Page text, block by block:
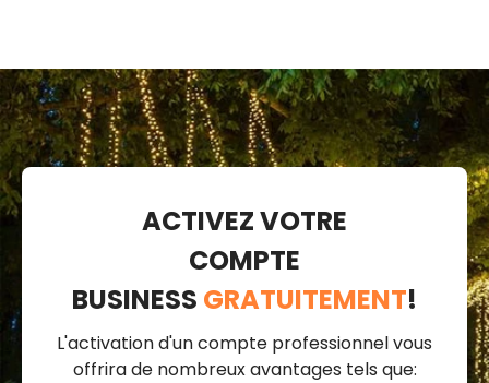
ACTIVEZ VOTRE
COMPTE
BUSINESS GRATUITEMENT!
L'activation d'un compte professionnel vous
offrira de nombreux avantages tels que: